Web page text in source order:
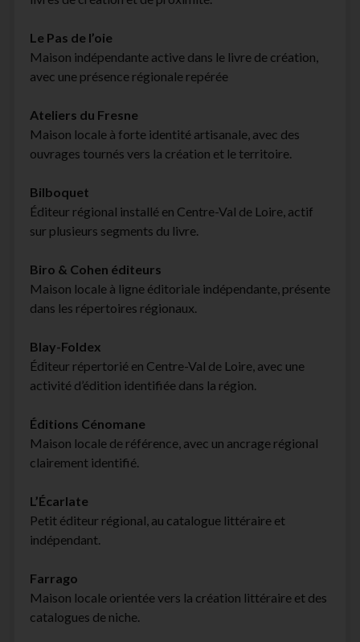
Le Pas de l’oie
Maison indépendante active dans le livre de création,
avec une présence régionale repérée
Ateliers du Fresne
Maison locale à forte identité artisanale, avec des
ouvrages tournés vers la création et le territoire.
Bilboquet
Éditeur régional installé en Centre-Val de Loire, actif
sur plusieurs segments du livre.
Biro & Cohen éditeurs
Maison locale à ligne éditoriale indépendante, présente
dans les répertoires régionaux.
Blay-Foldex
Éditeur répertorié en Centre-Val de Loire, avec une
activité d’édition identifiée dans la région.
Éditions Cénomane
Maison locale de référence, avec un ancrage régional
clairement identifié.
L’Écarlate
Petit éditeur régional, au catalogue littéraire et
indépendant.
Farrago
Maison locale orientée vers la création littéraire et des
catalogues de niche.